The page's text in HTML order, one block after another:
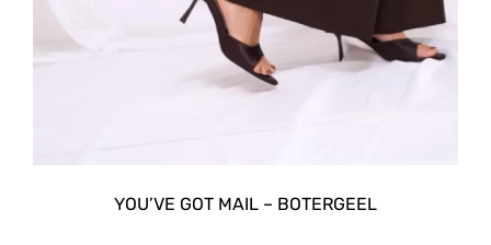
YOU’VE GOT MAIL – BOTERGEEL